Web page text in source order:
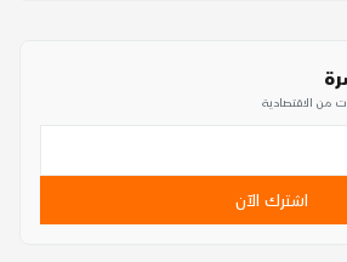
من الاقتصادية
اشترك الآن